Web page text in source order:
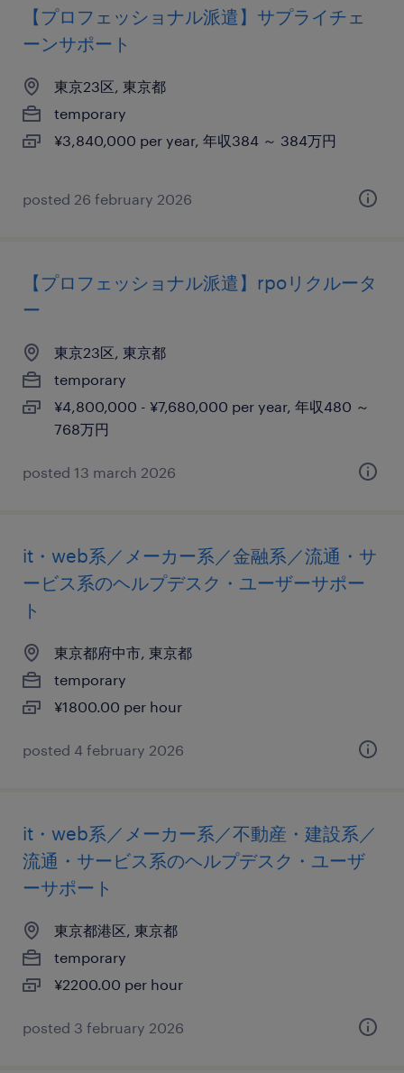
【プロフェッショナル派遣】サプライチェ
ーンサポート
東京23区, 東京都
temporary
¥3,840,000 per year, 年収384 ～ 384万円
posted 26 february 2026
【プロフェッショナル派遣】rpoリクルータ
ー
東京23区, 東京都
temporary
¥4,800,000 - ¥7,680,000 per year, 年収480 ～
768万円
posted 13 march 2026
it・web系／メーカー系／金融系／流通・サ
ービス系のヘルプデスク・ユーザーサポー
ト
東京都府中市, 東京都
temporary
¥1800.00 per hour
posted 4 february 2026
it・web系／メーカー系／不動産・建設系／
流通・サービス系のヘルプデスク・ユーザ
ーサポート
東京都港区, 東京都
temporary
¥2200.00 per hour
posted 3 february 2026